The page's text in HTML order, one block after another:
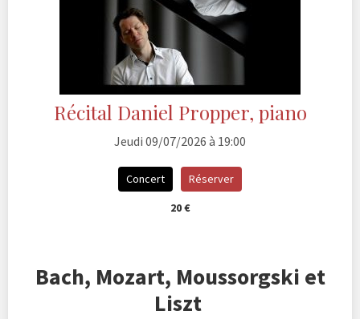
Récital Daniel Propper, piano
Jeudi 09/07/2026 à 19:00
Concert
Réserver
20 €
Bach, Mozart, Moussorgski et
Liszt